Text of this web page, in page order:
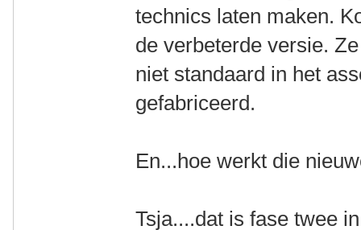
technics laten maken.
de verbeterde versie.
niet standaard in het
gefabriceerd.
En...hoe werkt die
Tsja....dat is fase twee